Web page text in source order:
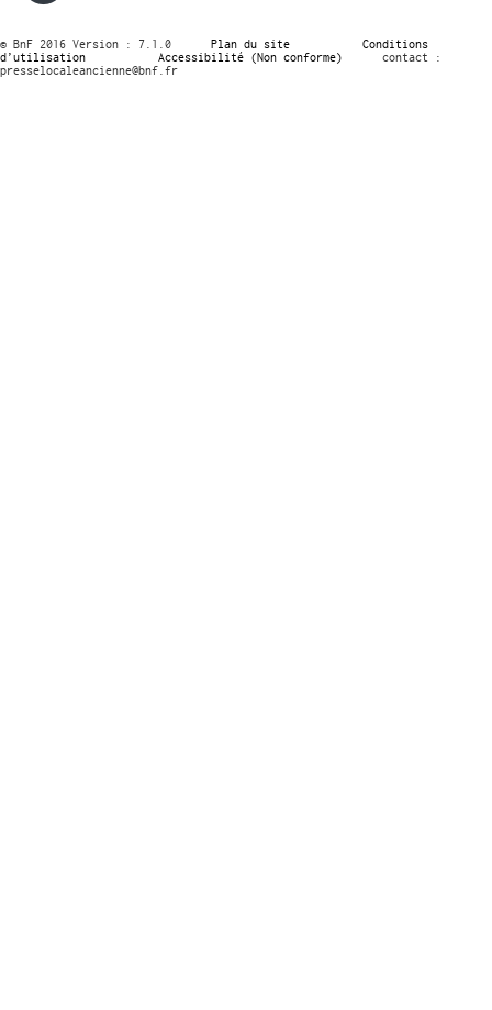
© BnF 2016 Version : 7.1.0 Plan du site
Conditions
d’utilisation
Accessibilité (Non conforme)
contact :
presselocaleancienne@bnf.fr